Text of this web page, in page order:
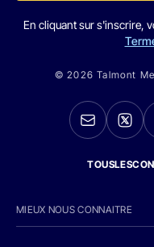
En cliquant sur s'inscrire,
© 2026 Talmont
MIEUX NOUS CONNAITRE